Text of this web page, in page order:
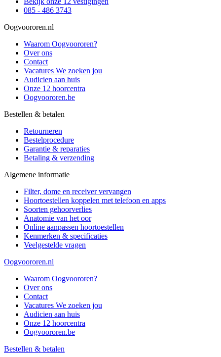
085 - 486 3743
Oogvoororen.nl
Waarom Oogvoororen?
Over ons
Contact
Vacatures We zoeken jou
Audicien aan huis
Onze 12 hoorcentra
Oogvoororen.be
Bestellen & betalen
Retourneren
Bestelprocedure
Garantie & reparaties
Betaling & verzending
Algemene informatie
Filter, dome en receiver vervangen
Hoortoestellen koppelen met telefoon en apps
Soorten gehoorverlies
Anatomie van het oor
Online aanpassen hoortoestellen
Kenmerken & specificaties
Veelgestelde vragen
Oogvoororen.nl
Waarom Oogvoororen?
Over ons
Contact
Vacatures We zoeken jou
Audicien aan huis
Onze 12 hoorcentra
Oogvoororen.be
Bestellen & betalen